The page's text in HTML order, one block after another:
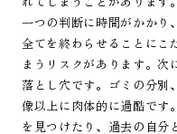
一つの判断に時間がかかり
全てを終わらせることにこ
まうリスクがあります。次
落とし穴です。ゴミの分別
像以上に肉体的に過酷です
を見つけたり、過去の自分